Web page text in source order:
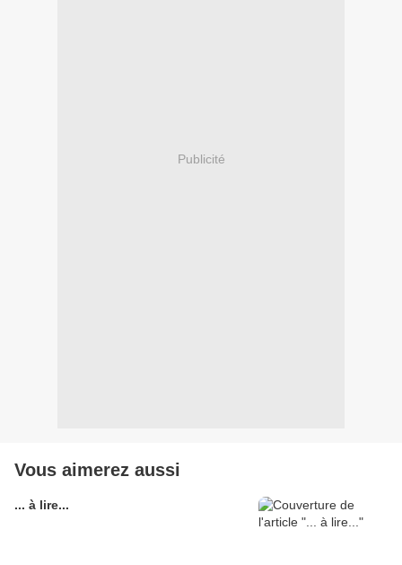
Publicité
Vous aimerez aussi
... à lire...